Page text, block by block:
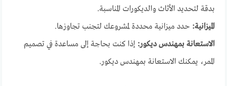
بدقة لتحديد الأثاث والديكورات المناسبة.
الميزانية: حدد ميزانية محددة لمشروعك لتجنب تجاوزها.
الاستعانة بمهندس ديكور: إذا كنت بحاجة إلى مساعدة في تصميم
الممر، يمكنك الاستعانة بمهندس ديكور.